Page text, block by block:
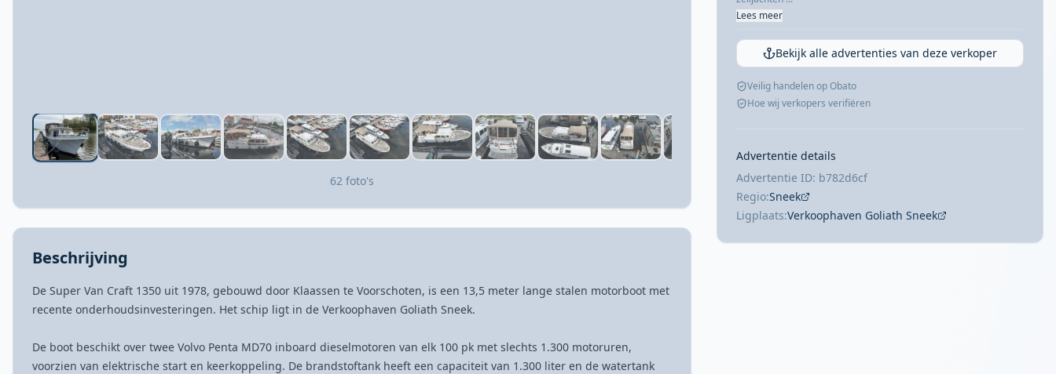
62 foto's
Beschrijving
De Super Van Craft 1350 uit 1978, gebouwd door Klaassen te Voorschoten, is een 13,5 meter lange stalen motorboot met
recente onderhoudsinvesteringen. Het schip ligt in de Verkoophaven Goliath Sneek.
De boot beschikt over twee Volvo Penta MD70 inboard dieselmotoren van elk 100 pk met slechts 1.300 motoruren,
voorzien van elektrische start en keerkoppeling. De brandstoftank heeft een capaciteit van 1.300 liter en de watertank
Lees meer
Bekijk alle advertenties van deze verkoper
Veilig handelen op Obato
Hoe wij verkopers verifiëren
Advertentie details
Advertentie ID: b782d6cf
Regio:Sneek
Ligplaats:Verkoophaven Goliath Sneek